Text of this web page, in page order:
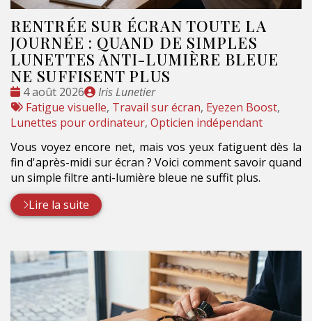
RENTRÉE SUR ÉCRAN TOUTE LA
JOURNÉE : QUAND DE SIMPLES
LUNETTES ANTI-LUMIÈRE BLEUE
NE SUFFISENT PLUS
Date
:
4 août 2026
Publié
par
Iris Lunetier
Tags
:
Fatigue visuelle, Travail sur écran, Eyezen Boost,
Lunettes pour ordinateur, Opticien indépendant
Vous voyez encore net, mais vos yeux fatiguent dès la
fin d'après-midi sur écran ? Voici comment savoir quand
un simple filtre anti-lumière bleue ne suffit plus.
Lire la suite